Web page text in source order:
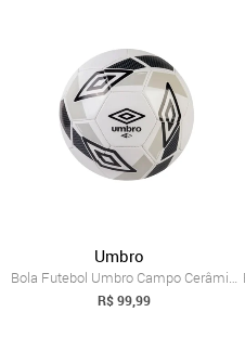
Umbro
Bola Futebol Umbro Campo Cerâmica 2.0 27...
R$ 99,99